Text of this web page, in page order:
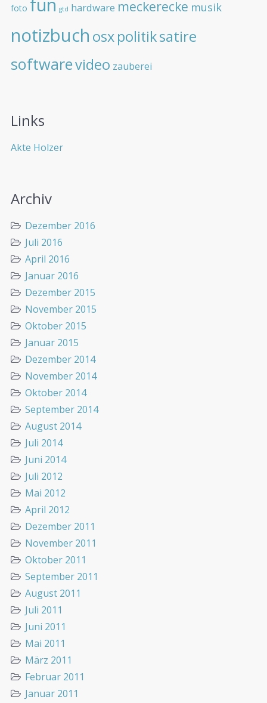
foto gtd hardware meckerecke musik
notizbuch osxpolitiksatire
softwarevideo zauberei
Links
Akte Holzer
Archiv
Dezember 2016
Juli 2016
April 2016
Januar 2016
Dezember 2015
November 2015
Oktober 2015
Januar 2015
Dezember 2014
November 2014
Oktober 2014
September 2014
August 2014
Juli 2014
Juni 2014
Juli 2012
Mai 2012
April 2012
Dezember 2011
November 2011
Oktober 2011
September 2011
August 2011
Juli 2011
Juni 2011
Mai 2011
März 2011
Februar 2011
Januar 2011